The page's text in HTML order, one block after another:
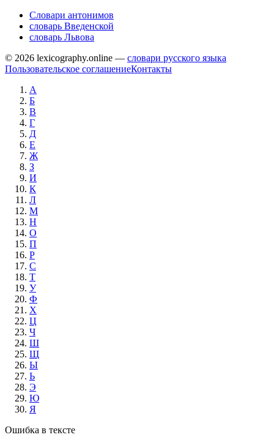
Словари антонимов
словарь Введенской
словарь Львова
© 2026 lexicography.online — словари русского языка
Пользовательское соглашениеКонтакты
А
Б
В
Г
Д
Е
Ж
З
И
К
Л
М
Н
О
П
Р
С
Т
У
Ф
Х
Ц
Ч
Ш
Щ
Ы
Ь
Э
Ю
Я
Ошибка в тексте